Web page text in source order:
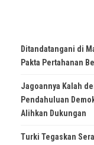
Ditandatangani di
Pakta Pertahanan
Jagoannya Kalah
Pendahuluan
Alihkan Dukungan
Turki Tegaskan